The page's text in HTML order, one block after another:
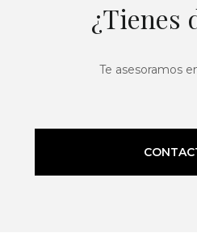
¿Tienes
Te asesoramos